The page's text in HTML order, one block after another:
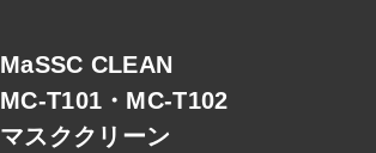
MaSSC CLEAN
MC-T101・MC-T102
マスククリーン